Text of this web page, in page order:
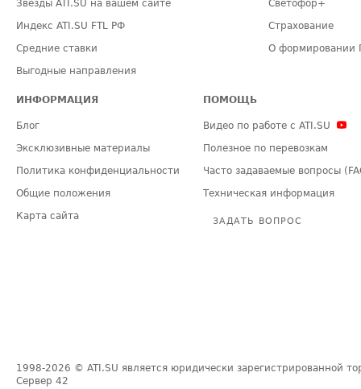
Звезды ATI.SU на вашем сайте
Индекс ATI.SU FTL РФ
Средние ставки
Выгодные направления
Светофор+
Страхование
О формировании
ИНФОРМАЦИЯ
Блог
Эксклюзивные материалы
Политика конфиденциальности
Общие положения
Карта сайта
ПОМОЩЬ
Видео по работе с ATI.SU
Полезное по перевозкам
Часто задаваемые вопросы
Техническая информация
ЗАДАТЬ ВОПРОС
1998-2026 © ATI.SU является юридически зарегистрированной
Сервер 42